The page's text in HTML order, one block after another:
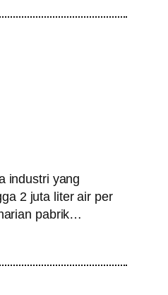
industri yang
2 juta liter air per
pabrik…